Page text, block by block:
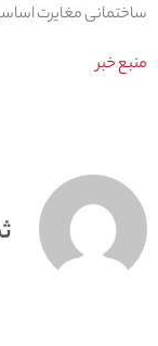
ساختمانی مغایرت
منبع خبر